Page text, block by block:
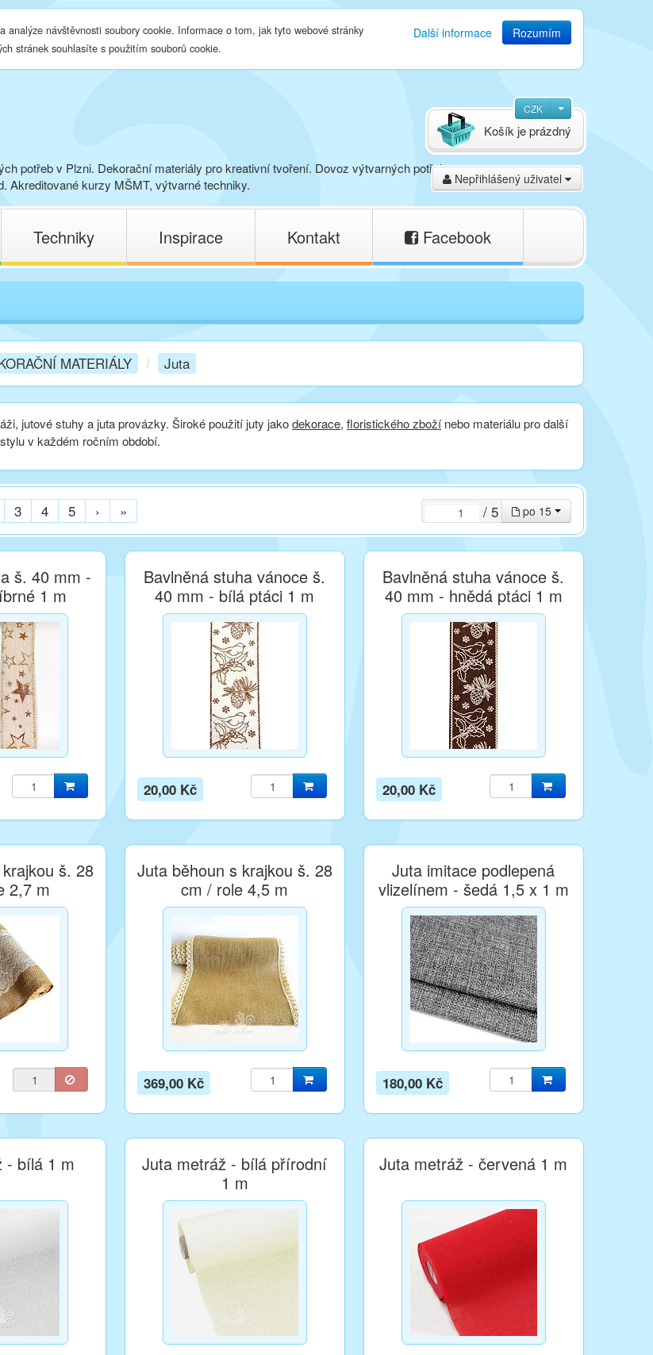
Další informace Rozumím
návštěvnosti soubory cookie. Informace o tom, jak tyto webové stránky
stránek souhlasíte s použitím souborů cookie.
CZK
Nepřihlášený uživatel
Košík je prázdný
potřeb v Plzni. Dekorační materiály pro kreativní tvoření. Dovoz výtvarných potřeb,
Akreditované kurzy MŠMT, výtvarné techniky.
Techniky Inspirace Kontakt Facebook
MATERIÁLY / Juta
jutové stuhy a juta provázky. Široké použití juty jakodekorace, floristického zbožínebo materiálu pro další
v každém ročním období.
3 4 5 › » po 15
/ 5
š. 40 mm -
1 m
Bavlněná stuha vánoce š.
40 mm - bílá ptáci 1 m
20,00 Kč
Bavlněná stuha vánoce š.
40 mm - hnědá ptáci 1 m
20,00 Kč
š. 28
2,7 m
Juta běhoun s krajkou š. 28
cm / role 4,5 m
369,00 Kč
Juta imitace podlepená
vlizelínem - šedá 1,5 x 1 m
180,00 Kč
- bílá 1 m
Juta metráž - bílá přírodní
1 m
Juta metráž - červená 1 m